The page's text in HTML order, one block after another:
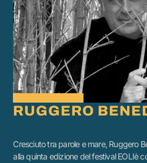
RUGGERO
Cresciuto tra parole e mare, Ruggero
alla quinta edizione del festival EOLIè